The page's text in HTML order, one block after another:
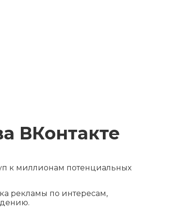
ВКонтакте
к миллионам потенциальных
рекламы по интересам,